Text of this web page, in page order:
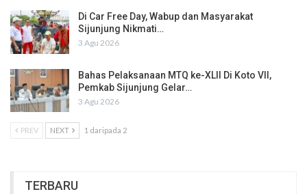
Di Car Free Day, Wabup dan Masyarakat
Sijunjung Nikmati…
3 Agu 2026
Bahas Pelaksanaan MTQ ke-XLII Di Koto VII,
Pemkab Sijunjung Gelar…
3 Agu 2026
PREV NEXT 1 daripada 2
TERBARU